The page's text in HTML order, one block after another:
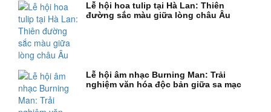
Lễ hội hoa tulip tại Hà Lan: Thiên
đường sắc màu giữa lòng châu Âu
Lễ hội âm nhạc Burning Man: Trải
nghiệm văn hóa độc bản giữa sa mạc